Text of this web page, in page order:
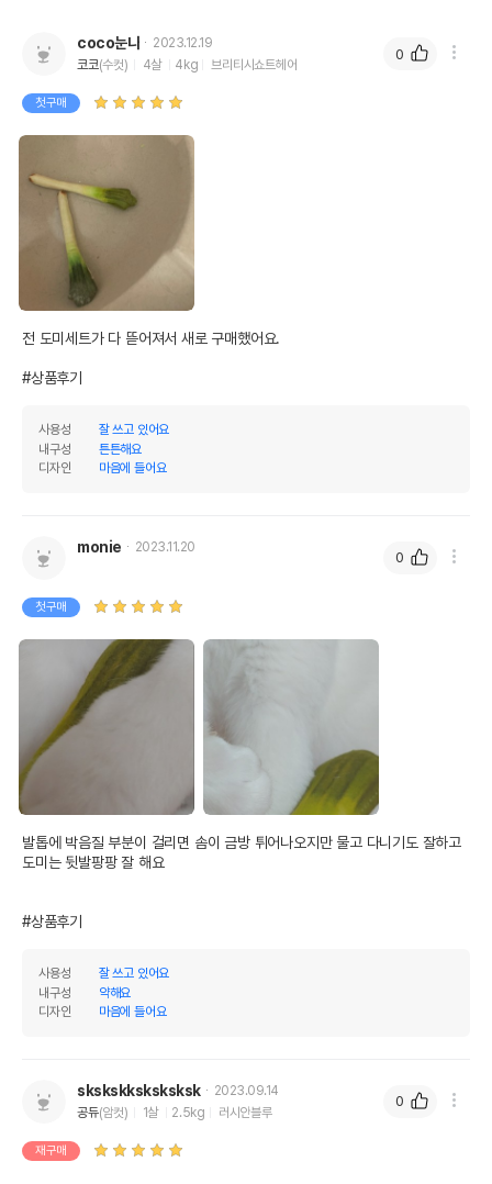
coco눈나
2023.12.19
코코(수컷) 4살 4kg 브리티시쇼트헤어
첫구매
전 도미세트가 다 뜯어져서 새로 구매했어요.
#상품후기
사용성
잘 쓰고 있어요
내구성
튼튼해요
디자인
마음에 들어요
0
monie 2023.11.20
첫구매
발톱에 박음질 부분이 걸리면 솜이 금방 튀어나오지만 물고 다니기도 잘하고
도미는 뒷발팡팡 잘 해요
#상품후기
사용성
잘 쓰고 있어요
내구성
약해요
디자인
마음에 들어요
0
skskskksksksksk
2023.09.14
공듀(암컷) 1살 2.5kg 러시안블루
재구매
0